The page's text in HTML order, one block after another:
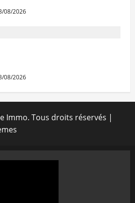
08/2026
08/2026
Immo. Tous droits réservés |